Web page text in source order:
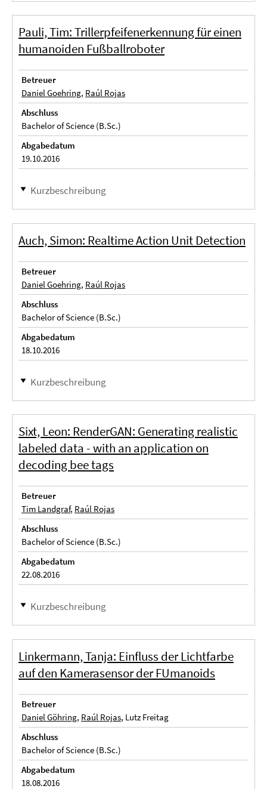
Pauli, Tim: Trillerpfeifenerkennung für einen
humanoiden Fußballroboter
Betreuer
Daniel Goehring, Raúl Rojas
Abschluss
Bachelor of Science (B.Sc.)
Abgabedatum
19.10.2016
Kurzbeschreibung
Auch, Simon: Realtime Action Unit Detection
Betreuer
Daniel Goehring, Raúl Rojas
Abschluss
Bachelor of Science (B.Sc.)
Abgabedatum
18.10.2016
Kurzbeschreibung
Sixt, Leon: RenderGAN: Generating realistic
labeled data - with an application on
decoding bee tags
Betreuer
Tim Landgraf, Raúl Rojas
Abschluss
Bachelor of Science (B.Sc.)
Abgabedatum
22.08.2016
Kurzbeschreibung
Linkermann, Tanja: Einfluss der Lichtfarbe
auf den Kamerasensor der FUmanoids
Betreuer
Daniel Göhring, Raúl Rojas, Lutz Freitag
Abschluss
Bachelor of Science (B.Sc.)
Abgabedatum
18.08.2016